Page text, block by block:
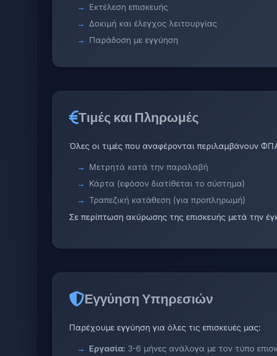
Εκτέλεση επισκευής
Δοκιμή και έλεγχος λειτουργίας
Παράδοση με εγγύηση
Τιμές και Πληρωμές
Όλες οι τιμές που αναφέρονται περιλαμβάνουν
Μετρητά κατά την παραλαβή
Κάρτα (εφόσον διατίθεται το σύστημα)
Τραπεζική κατάθεση (για προπληρωμή)
Σε περίπτωση ακύρωσης της επισκευής μετά την
Εγγύηση Υπηρεσιών
Παρέχουμε εγγύηση για όλες τις επισκευές μας:
Εργασία: 3-6 μήνες ανάλογα με τον τύπο